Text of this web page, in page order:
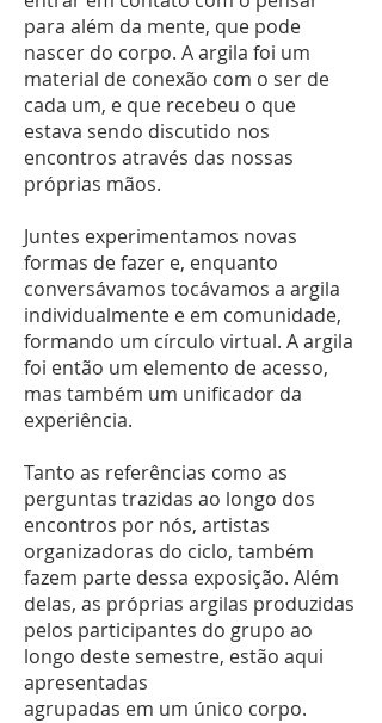
para além da mente, que pode
nascer do corpo. A argila foi um
material de conexão com o ser de
cada um, e que recebeu o que
estava sendo discutido nos
encontros através das nossas
próprias mãos.
Juntes experimentamos novas
formas de fazer e, enquanto
conversávamos tocávamos a argila
individualmente e em comunidade,
formando um círculo virtual. A argila
foi então um elemento de acesso,
mas também um unificador da
experiência.
Tanto as referências como as
perguntas trazidas ao longo dos
encontros por nós, artistas
organizadoras do ciclo, também
fazem parte dessa exposição. Além
delas, as próprias argilas produzidas
pelos participantes do grupo ao
longo deste semestre, estão aqui
apresentadas
agrupadas em um único corpo.